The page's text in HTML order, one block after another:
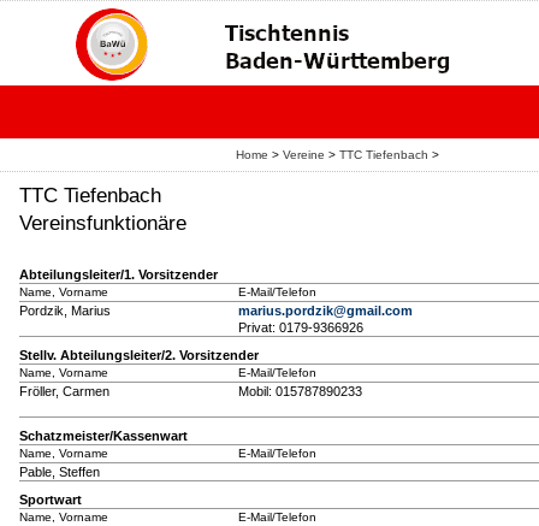
Home > Vereine > TTC Tiefenbach >
TTC Tiefenbach
Vereinsfunktionäre
Abteilungsleiter/1. Vorsitzender
Name, Vorname E-Mail/Telefon
Pordzik, Marius
marius.pordzik@gmail.com
Privat: 0179-9366926
Stellv. Abteilungsleiter/2. Vorsitzender
Name, Vorname E-Mail/Telefon
Fröller, Carmen Mobil: 015787890233
Schatzmeister/Kassenwart
Name, Vorname E-Mail/Telefon
Pable, Steffen
Sportwart
Name, Vorname E-Mail/Telefon